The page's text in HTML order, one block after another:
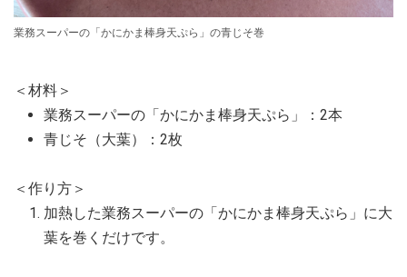
業務スーパーの「かにかま棒身天ぷら」の青じそ巻
＜材料＞
業務スーパーの「かにかま棒身天ぷら」：2本
青じそ（大葉）：2枚
＜作り方＞
加熱した業務スーパーの「かにかま棒身天ぷら」に大
葉を巻くだけです。